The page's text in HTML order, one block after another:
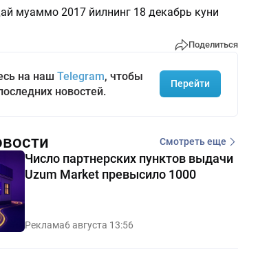
муаммо 2017 йилнинг 18 декабрь куни
Поделиться
на наш Telegram, чтобы
новостей.
Перейти
Смотреть еще
Число партнерских пунктов выдачи
Uzum Market превысило 1000
Реклама6 августа 13:56